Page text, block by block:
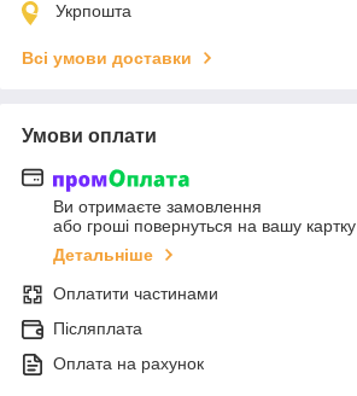
Укрпошта
Всі умови доставки
Умови оплати
Ви отримаєте замовлення
або гроші повернуться на вашу картку
Детальніше
Оплатити частинами
Післяплата
Оплата на рахунок